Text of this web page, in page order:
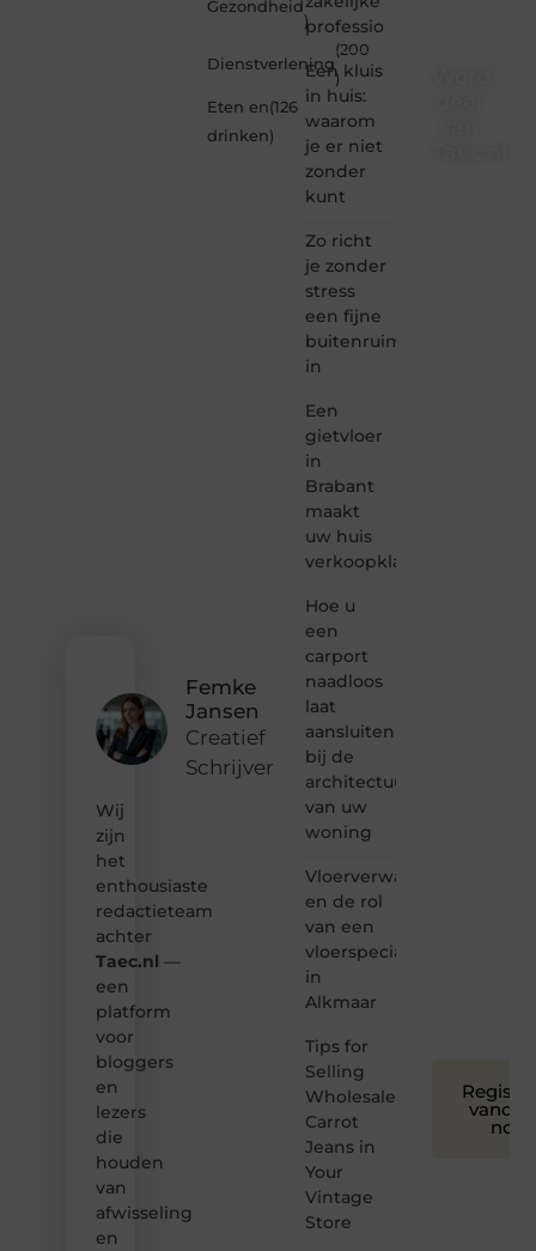
Femke
Jansen
Creatief
Schrijver
Wij
zijn
het
enthousiaste
redactieteam
achter
Taec.nl —
een
platform
voor
bloggers
en
lezers
die
houden
van
afwisseling
en
Gezondheid
)
Dienstverlening
(200
)
Eten en
drinken
(126
)
professio
Een kluis
in huis:
waarom
je er niet
zonder
kunt
Zo richt
je zonder
stress
een fijne
buitenruimte
in
Een
gietvloer
in
Brabant
maakt
uw huis
verkoopklaar
Hoe u
een
carport
naadloos
laat
aansluiten
bij de
architectuur
van uw
woning
Vloerverwarming
en de rol
van een
vloerspecialist
in
Alkmaar
Tips for
Selling
Wholesale
Carrot
Jeans in
Your
Vintage
Store
nog